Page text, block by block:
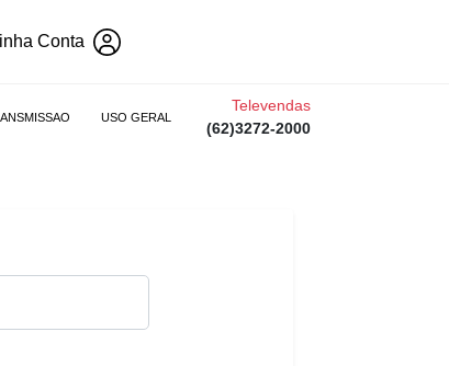
Conta
USO GERAL
Televendas
(62)3272-2000